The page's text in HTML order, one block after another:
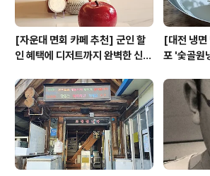
[자운대 면회 카페 추천] 군인 할
인 혜택에 디저트까지 완벽한 신성
[대전 냉
포 '숯골원